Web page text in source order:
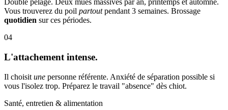
Double pelage. Deux mues massives par an, printemps et automne.
Vous trouverez du poil partoutpendant 3 semaines. Brossage
quotidien sur ces périodes.
04
L'attachement intense.
Il choisit une personne référente. Anxiété de séparation possible si
vous l'isolez trop. Préparez le travail "absence" dès chiot.
Santé, entretien & alimentation